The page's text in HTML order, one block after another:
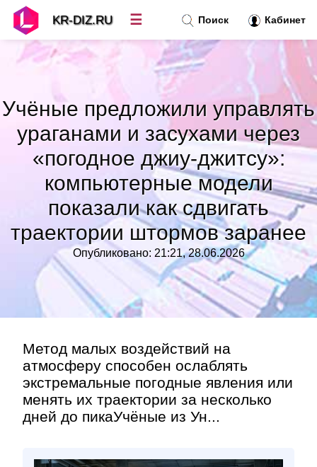
Учёные предложили управлять
ураганами и засухами через
«погодное джиу-джитсу»:
компьютерные модели
показали как сдвигать
траектории штормов заранее
Опубликовано: 21:21, 28.06.2026
Метод малых воздействий на
атмосферу способен ослаблять
экстремальные погодные явления или
менять их траектории за несколько
дней до пикаУчёные из Ун...
Поиск Кабинет
KR-DIZ.RU ☰
Новости
Топ новостей »
Рубрики»
»